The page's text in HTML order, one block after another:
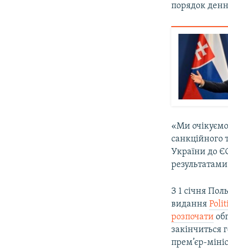
порядок
«Ми
санкційного
України до
З 1 січня
видання
розпочати
закінчиться
прем’єр-